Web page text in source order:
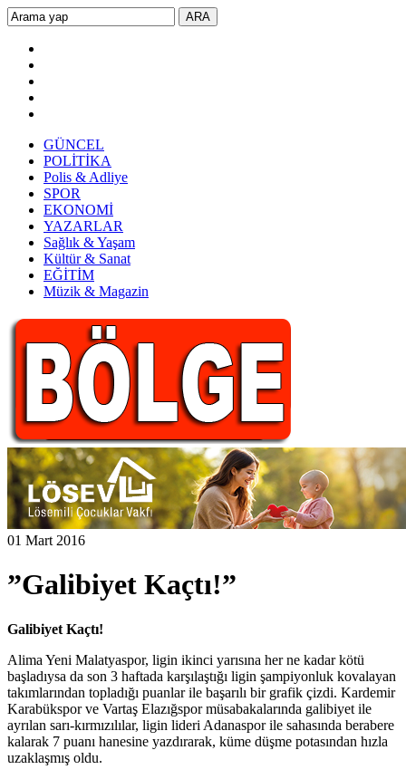
GÜNCEL
POLİTİKA
Polis & Adliye
SPOR
EKONOMİ
YAZARLAR
Sağlık & Yaşam
Kültür & Sanat
EĞİTİM
Müzik & Magazin
01 Mart 2016
”Galibiyet Kaçtı!”
Galibiyet Kaçtı!
Alima Yeni Malatyaspor, ligin ikinci yarısına her ne kadar kötü
başladıysa da son 3 haftada karşılaştığı ligin şampiyonluk kovalayan
takımlarından topladığı puanlar ile başarılı bir grafik çizdi. Kardemir
Karabükspor ve Vartaş Elazığspor müsabakalarında galibiyet ile
ayrılan sarı-kırmızılılar, ligin lideri Adanaspor ile sahasında berabere
kalarak 7 puanı hanesine yazdırarak, küme düşme potasından hızla
uzaklaşmış oldu.